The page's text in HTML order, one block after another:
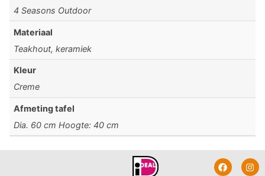
4 Seasons Outdoor
Materiaal
Teakhout, keramiek
Kleur
Creme
Afmeting tafel
Dia. 60 cm Hoogte: 40 cm